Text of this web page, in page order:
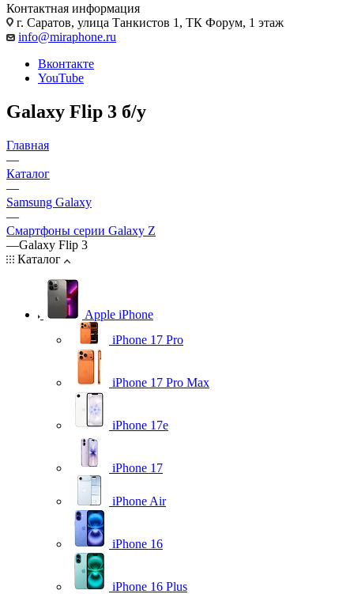
Контактная информация
г. Саратов, улица Танкистов 1, ТК Форум, 1 этаж
info@miraphone.ru
Вконтакте
YouTube
Galaxy Flip 3 б/у
Главная
—
Каталог
—
Samsung Galaxy
—
Смартфоны серии Galaxy Z
—Galaxy Flip 3
Каталог
Apple iPhone
iPhone 17 Pro
iPhone 17 Pro Max
iPhone 17e
iPhone 17
iPhone Air
iPhone 16
iPhone 16 Plus